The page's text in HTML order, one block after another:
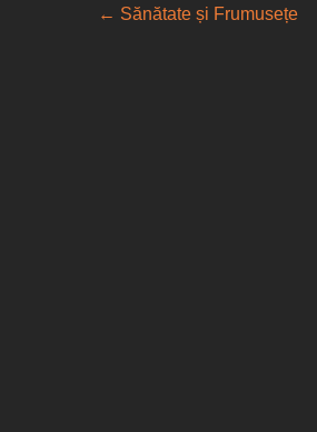
← Sănătate și Frumusețe